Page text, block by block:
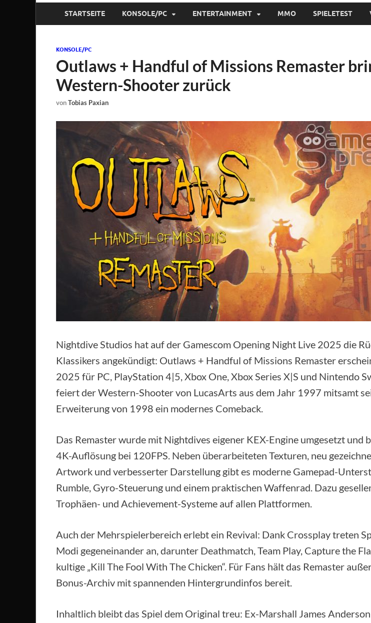
STARTSEITE KONSOLE/PC ENTERTAINMENT MMO SPIELETEST
KONSOLE/PC
Outlaws + Handful of Missions Remaster
Western-Shooter zurück
vonTobias Paxian
Nightdive Studios hat auf der Gamescom Opening Night Live 2025 die
Klassikers angekündigt: Outlaws + Handful of Missions Remaster
2025 für PC, PlayStation 4|5, Xbox One, Xbox Series X|S und Nintendo
feiert der Western-Shooter von LucasArts aus dem Jahr 1997 mitsamt
Erweiterung von 1998 ein modernes Comeback.
Das Remaster wurde mit Nightdives eigener KEX-Engine umgesetzt und
4K-Auflösung bei 120FPS. Neben überarbeiteten Texturen, neu
Artwork und verbesserter Darstellung gibt es moderne Gamepad-
Rumble, Gyro-Steuerung und einem praktischen Waffenrad. Dazu
Trophäen- und Achievement-Systeme auf allen Plattformen.
Auch der Mehrspielerbereich erlebt ein Revival: Dank Crossplay treten
Modi gegeneinander an, darunter Deathmatch, Team Play, Capture the
kultige „Kill The Fool With The Chicken“. Für Fans hält das Remaster
Bonus-Archiv mit spannenden Hintergrundinfos bereit.
Inhaltlich bleibt das Spiel dem Original treu: Ex-Marshall James